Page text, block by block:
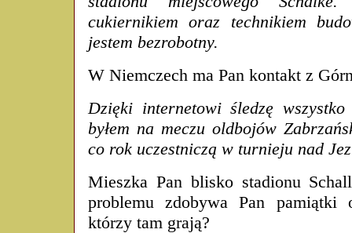
cukiernikiem oraz technikiem
jestem bezrobotny.
W Niemczech ma Pan kontakt z
Dzięki internetowi śledzę
byłem na meczu oldbojów
co rok uczestniczą w turnieju nad
Mieszka Pan blisko stadionu
problemu zdobywa Pan pamiątki
którzy tam grają?